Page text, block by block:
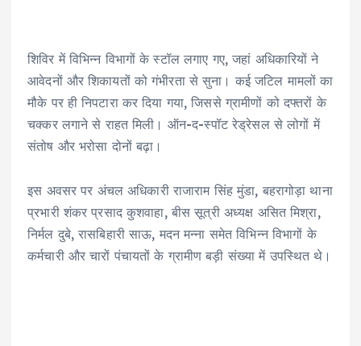
शिविर में विभिन्न विभागों के स्टॉल लगाए गए, जहां अधिकारियों ने
आवेदनों और शिकायतों को गंभीरता से सुना। कई जटिल मामलों का
मौके पर ही निपटारा कर दिया गया, जिससे ग्रामीणों को दफ्तरों के
चक्कर लगाने से राहत मिली। ऑन-द-स्पॉट रेड्रेसल से लोगों में
संतोष और भरोसा दोनों बढ़ा।
इस अवसर पर अंचल अधिकारी राजाराम सिंह मुंडा, बहरागोड़ा थाना
प्रभारी शंकर प्रसाद कुशवाहा, बीस सूत्री अध्यक्ष असित मिश्रा,
निर्मल दुबे, रासबिहारी साऊ, मदन मन्ना समेत विभिन्न विभागों के
कर्मचारी और चारों पंचायतों के ग्रामीण बड़ी संख्या में उपस्थित थे।